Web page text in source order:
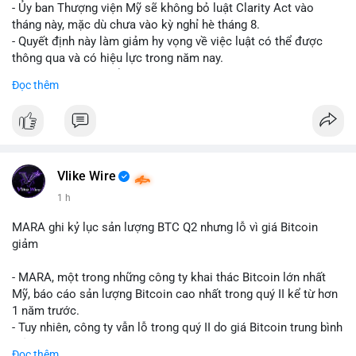
- Ủy ban Thượng viện Mỹ sẽ không bỏ luật Clarity Act vào
tháng này, mặc dù chưa vào kỳ nghỉ hè tháng 8.
- Quyết định này làm giảm hy vọng về việc luật có thể được
thông qua và có hiệu lực trong năm nay.
mục chứng chỉ cho tài sản số tại Mỹ.
và phát triển thị trường crypto tại Mỹ.
#vlikevn #titanbot
📰 Nguồn: CoinDesk
Đọc thêm
Vlike Wire
1 h
MARA ghi kỷ lục sản lượng BTC Q2 nhưng lỗ vì giá Bitcoin
giảm
- MARA, một trong những công ty khai thác Bitcoin lớn nhất
Mỹ, báo cáo sản lượng Bitcoin cao nhất trong quý II kể từ hơn
1 năm trước.
- Tuy nhiên, công ty vẫn lỗ trong quý II do giá Bitcoin trung bình